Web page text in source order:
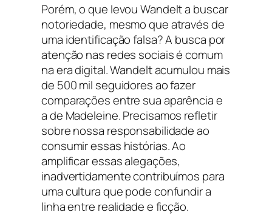
Porém, o que levou Wandelt a buscar
notoriedade, mesmo que através de
uma identificação falsa? A busca por
atenção nas redes sociais é comum
na era digital. Wandelt acumulou mais
de 500 mil seguidores ao fazer
comparações entre sua aparência e
a de Madeleine. Precisamos refletir
sobre nossa responsabilidade ao
consumir essas histórias. Ao
amplificar essas alegações,
inadvertidamente contribuímos para
uma cultura que pode confundir a
linha entre realidade e ficção.